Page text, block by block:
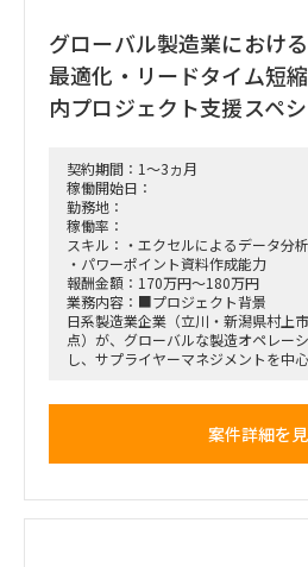
・参考とする企業群として、以下の
っているとベスト
サンリオ
サンエックス
チョコレート
グレイパーカーサービス
バンダイ
タカラトミー
■面談回数：2回
グローバル製造業におけ
最適化・リードタイム短
内プロジェクト支援スペシ
契約期間：1～3ヵ月
稼働開始日：
勤務地：
稼働率：
スキル：・エクセルによるデータ分
・パワーポイント資料作成能力
報酬金額：170万円～180万円
業務内容：■プロジェクト背景
日系製造業企業（立川・新潟県村上
点）が、グローバルな製造オペレー
し、サプライヤーマネジメントを中
案件詳細を